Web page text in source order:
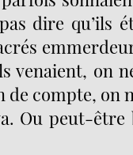
dire qu’ils
venaient, on
de compte, on
Ou peut-être